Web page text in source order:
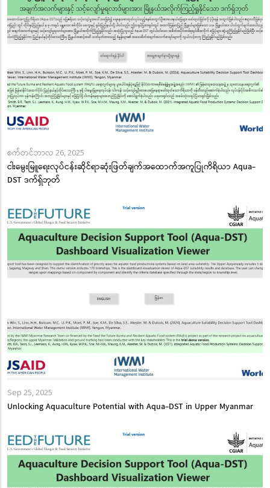
စက်တင်ဘာလ 26, 2025
ငါးမွေးမြူရေးလုပ်ငန်းဆိုင်ရာဆုံးဖြတ်ချက်အထောက်အကူပြုကိရိယာ Aqua-
DST ဒက်ရှ်ဘုတ်
Sep 25, 2025
Unlocking Aquaculture Potential with Aqua-DST in Upper Myanmar